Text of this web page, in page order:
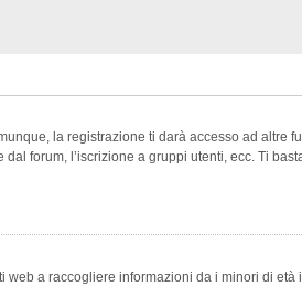
la registrazione ti darà accesso ad altre
forum, l’iscrizione a gruppi utenti, ecc. Ti
a raccogliere informazioni da i minori di